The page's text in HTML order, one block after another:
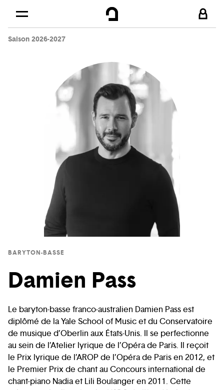
Skip to
Saison 2026-2027
BARYTON-BASSE
Damien Pass
Le baryton-basse franco-australien Damien Pass est
diplômé de la Yale School of Music et du Conservatoire
de musique d’Oberlin aux États-Unis. Il se perfectionne
au sein de l’Atelier lyrique de l’Opéra de Paris. Il reçoit
le Prix lyrique de l’AROP de l’Opéra de Paris en 2012, et
le Premier Prix de chant au Concours international de
chant-piano Nadia et Lili Boulanger en 2011. Cette